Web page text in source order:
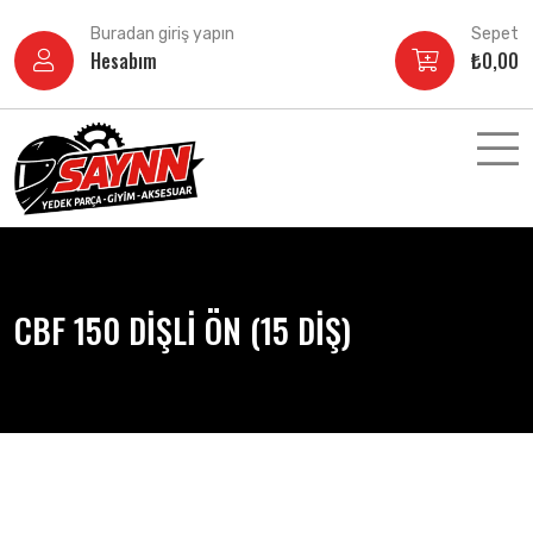
atla
Buradan giriş yapın
Hesabım
Sepet
₺0,00
CBF 150 DİŞLİ ÖN (15 DİŞ)